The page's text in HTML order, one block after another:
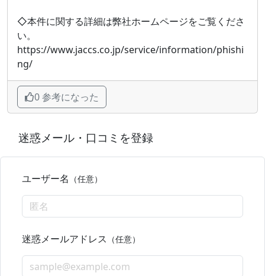
◇本件に関する詳細は弊社ホームページをご覧くださ
い。
https://www.jaccs.co.jp/service/information/phishi
ng/
0 参考になった
迷惑メール・口コミを登録
ユーザー名 （任意）
迷惑メールアドレス （任意）